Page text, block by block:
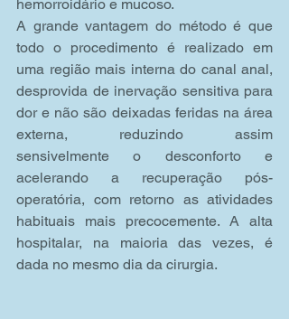
hemorroidário e mucoso.
A grande vantagem do método é que
todo o procedimento é realizado em
uma região mais interna do canal anal,
desprovida de inervação sensitiva para
dor e não são deixadas feridas na área
externa, reduzindo assim
sensivelmente o desconforto e
acelerando a recuperação pós-
operatória, com retorno as atividades
habituais mais precocemente. A alta
hospitalar, na maioria das vezes, é
dada no mesmo dia da cirurgia.